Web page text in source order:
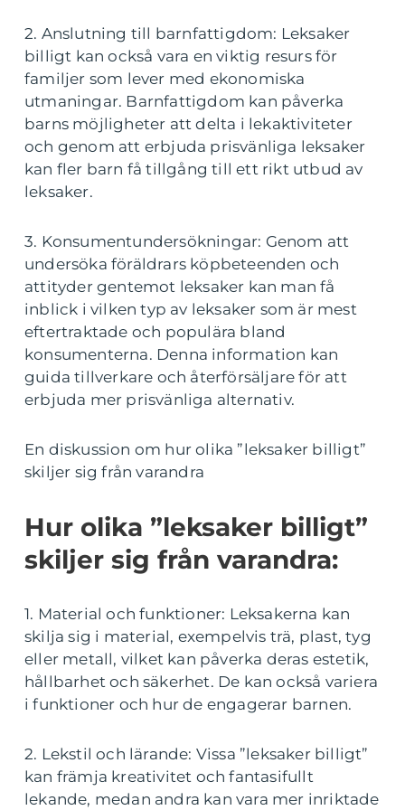
2. Anslutning till barnfattigdom: Leksaker
billigt kan också vara en viktig resurs för
familjer som lever med ekonomiska
utmaningar. Barnfattigdom kan påverka
barns möjligheter att delta i lekaktiviteter
och genom att erbjuda prisvänliga leksaker
kan fler barn få tillgång till ett rikt utbud av
leksaker.
3. Konsumentundersökningar: Genom att
undersöka föräldrars köpbeteenden och
attityder gentemot leksaker kan man få
inblick i vilken typ av leksaker som är mest
eftertraktade och populära bland
konsumenterna. Denna information kan
guida tillverkare och återförsäljare för att
erbjuda mer prisvänliga alternativ.
En diskussion om hur olika ”leksaker billigt”
skiljer sig från varandra
Hur olika ”leksaker billigt”
skiljer sig från varandra:
1. Material och funktioner: Leksakerna kan
skilja sig i material, exempelvis trä, plast, tyg
eller metall, vilket kan påverka deras estetik,
hållbarhet och säkerhet. De kan också variera
i funktioner och hur de engagerar barnen.
2. Lekstil och lärande: Vissa ”leksaker billigt”
kan främja kreativitet och fantasifullt
lekande, medan andra kan vara mer inriktade